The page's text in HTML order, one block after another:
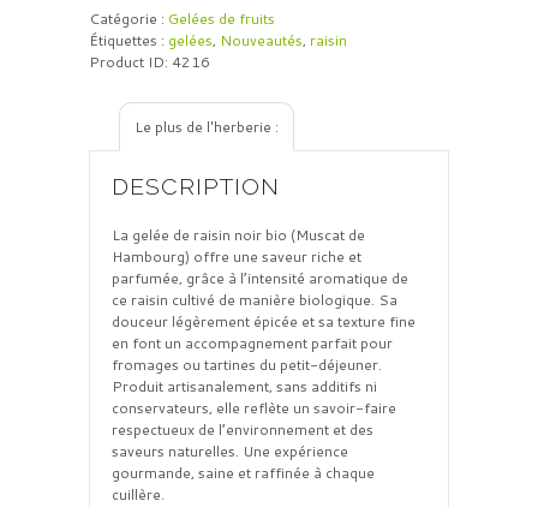
Catégorie : Gelées de fruits
Étiquettes : gelées, Nouveautés, raisin
Product ID: 4216
Le plus de l'herberie :
DESCRIPTION
La gelée de raisin noir bio (Muscat de
Hambourg) offre une saveur riche et
parfumée, grâce à l’intensité aromatique de
ce raisin cultivé de manière biologique. Sa
douceur légèrement épicée et sa texture fine
en font un accompagnement parfait pour
fromages ou tartines du petit-déjeuner.
Produit artisanalement, sans additifs ni
conservateurs, elle reflète un savoir-faire
respectueux de l’environnement et des
saveurs naturelles. Une expérience
gourmande, saine et raffinée à chaque
cuillère.